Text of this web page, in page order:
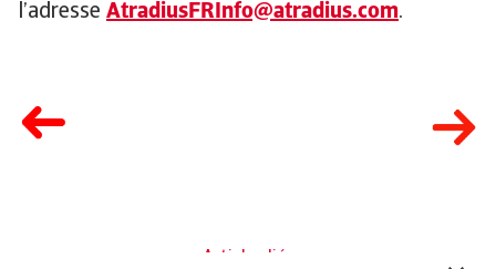
l’adresse AtradiusFRInfo@atradius.com.
Articles liés